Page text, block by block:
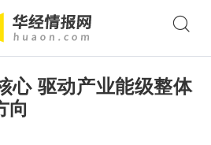
心 驱动产业能级整体
向